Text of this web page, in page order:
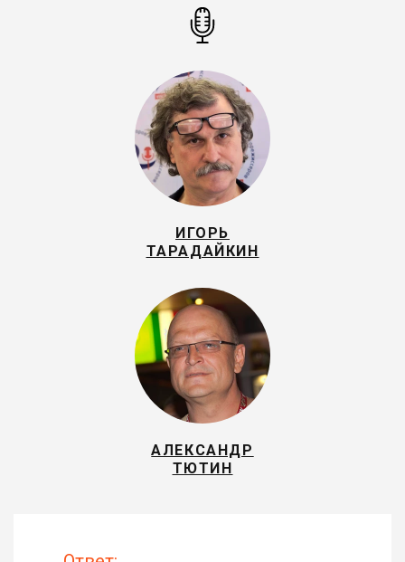
ИГОРЬ
ТАРАДАЙКИН
АЛЕКСАНДР
ТЮТИН